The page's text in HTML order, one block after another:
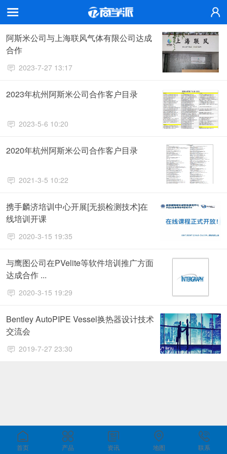
阿斯米公司与上海联风气体有限公司达成
合作
2023-7-27 13:17
2023年杭州阿斯米公司合作客户目录
2023-5-6 10:20
2020年杭州阿斯米公司合作客户目录
2021-3-5 10:22
携手麟济培训中心开展[无损检测技术]在
线培训开课
2020-3-15 19:35
与鹰图公司在PVelite等软件培训推广方面
达成合作 ...
2020-3-15 19:29
Bentley AutoPIPE Vessel换热器设计技术
交流会
2019-7-27 23:30
首页 产品 资讯 地图 联系